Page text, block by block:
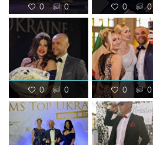
0 0 0 0
0 0 0 0